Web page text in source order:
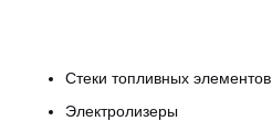
Стеки топливных элементов
Электролизеры